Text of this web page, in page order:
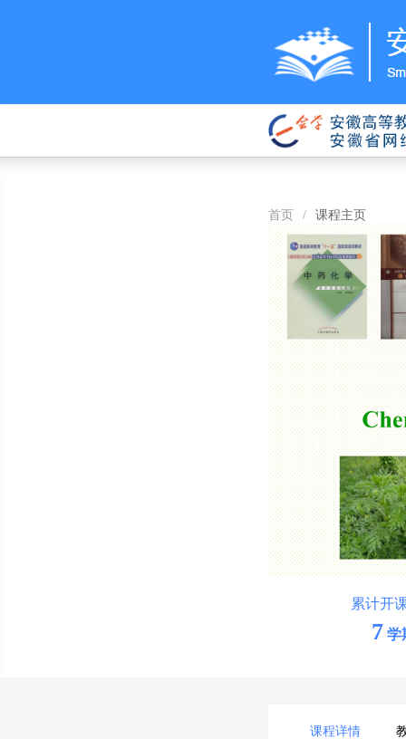
首页 / 课程主页
累计开
7 学
课程详情